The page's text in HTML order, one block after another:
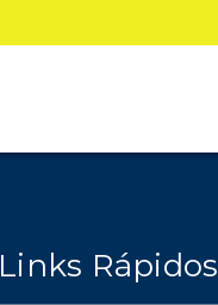
Links Rápidos